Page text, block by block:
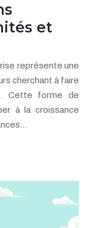
et
représente une
cherchant à faire
Cette forme de
à la croissance